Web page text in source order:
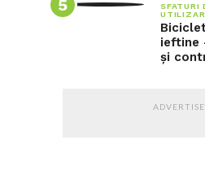
SFATURI
ieftine
și